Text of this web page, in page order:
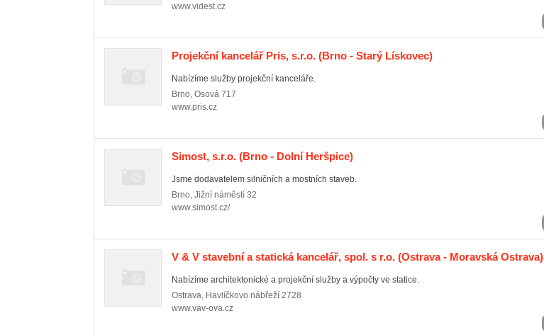
www.videst.cz
Projekční kancelář Pris, s.r.o. (Brno - Starý Lískovec)
Nabízíme služby projekční kanceláře.
Brno, Osová 717
www.pris.cz
Simost, s.r.o. (Brno - Dolní Heršpice)
Jsme dodavatelem silničních a mostních staveb.
Brno, Jižní náměstí 32
www.simost.cz/
V & V stavební a statická kancelář, spol. s r.o. (Ostrava - Moravská Ostrava)
Nabízíme architektonické a projekční služby a výpočty ve statice.
Ostrava, Havlíčkovo nábřeží 2728
www.vav-ova.cz